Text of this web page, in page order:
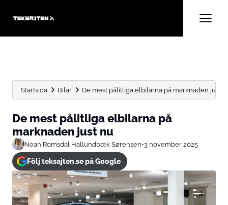
Startsida Bilar De mest pålitliga elbilarna på marknaden just
De mest pålitliga elbilarna på
marknaden just nu
Noah Romsdal Hallundbæk Sørensen•3 november 2025
Följ teksajten.se på Google